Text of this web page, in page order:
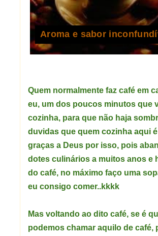
Aroma e sabor
Quem normalmente faz café em
eu, um dos poucos minutos que
cozinha, para que não haja
duvidas que quem cozinha aqui é
graças a Deus por isso, pois
dotes culinários a muitos anos e
do café, no máximo faço uma
eu consigo comer..kkkk
Mas voltando ao dito café, se é
podemos chamar aquilo de café,